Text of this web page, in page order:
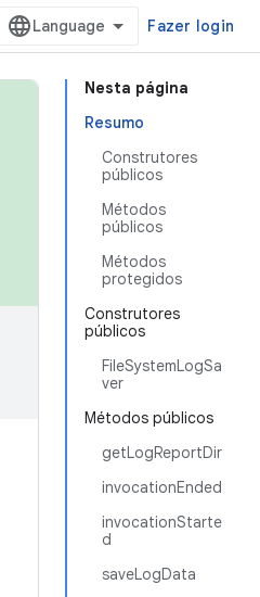
Fazer login
Nesta página
Resumo
Construtores
públicos
Métodos
públicos
Métodos
protegidos
Construtores
públicos
FileSystemLogSa
ver
Métodos públicos
getLogReportDir
invocationEnded
invocationStarte
d
saveLogData